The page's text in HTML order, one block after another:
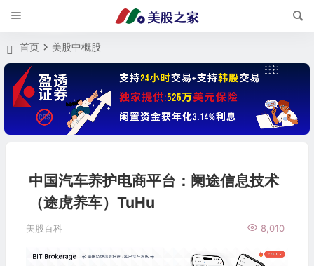
首页 美股中概股
中国汽车养护电商平台：阑途信息技术
（途虎养车）TuHu
美股百科 8,010